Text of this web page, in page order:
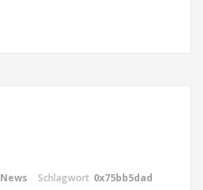
News Schlagwort 0x75bb5dad